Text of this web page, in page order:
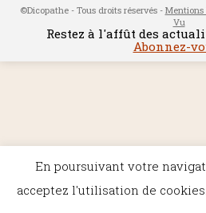
©Dicopathe - Tous droits réservés - Mentions
Vu
Restez à l'affût des
Abonnez-
En poursuivant votre
acceptez l'utilisation de cookies.